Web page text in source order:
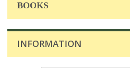
BOOKS
INFORMATION